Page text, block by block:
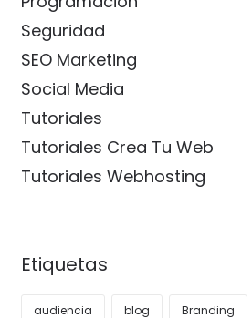
Seguridad
SEO Marketing
Social Media
Tutoriales
Tutoriales Crea Tu Web
Tutoriales Webhosting
Etiquetas
audiencia blog Branding